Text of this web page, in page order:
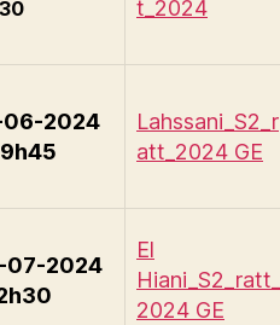
t_2024
06-2024
Lahssani_S2_r
att_2024 GE
07-2024
El
Hiani_S2_ratt_
2024 GE